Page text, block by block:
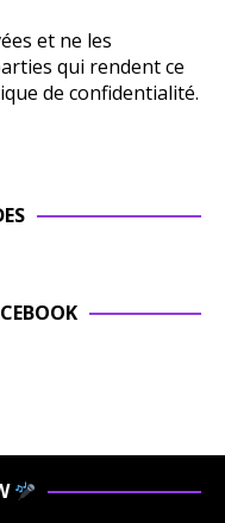
et ne les
qui rendent ce
de confidentialité.